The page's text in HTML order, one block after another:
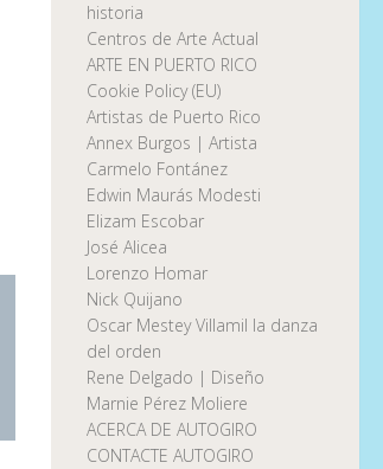
historia
Centros de Arte Actual
ARTE EN PUERTO RICO
Cookie Policy (EU)
Artistas de Puerto Rico
Annex Burgos | Artista
Carmelo Fontánez
Edwin Maurás Modesti
Elizam Escobar
José Alicea
Lorenzo Homar
Nick Quijano
Oscar Mestey Villamil la danza
del orden
Rene Delgado | Diseño
Marnie Pérez Moliere
ACERCA DE AUTOGIRO
CONTACTE AUTOGIRO